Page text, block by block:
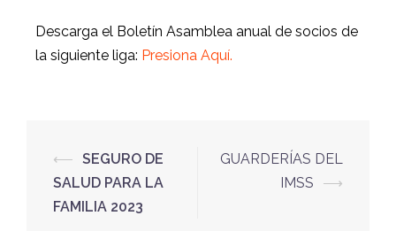
Descarga el Boletín Asamblea anual de socios de
la siguiente liga: Presiona Aquí.
⟵ SEGURO DE
SALUD PARA LA
FAMILIA 2023
GUARDERÍAS DEL
IMSS
⟶